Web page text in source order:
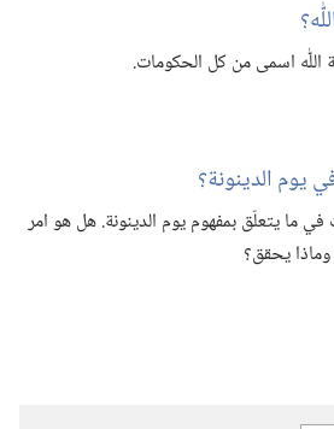
اللّٰه اسمى من كل الحكومات.‏
يوم الدينونة؟‏
ما يتعلّق بمفهوم يوم الدينونة.‏ هل هو امر
يحقق؟‏